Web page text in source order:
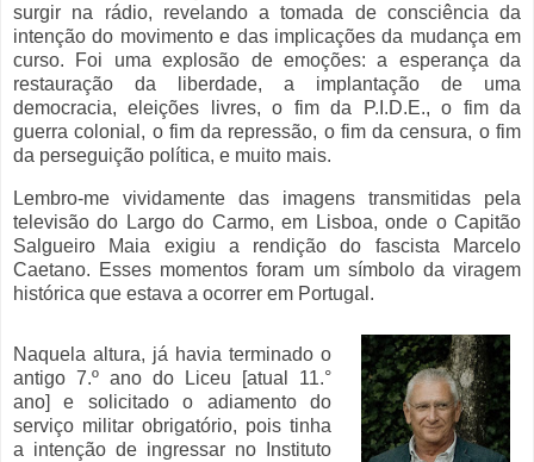
surgir na rádio, revelando a tomada de consciência da
intenção do movimento e das implicações da mudança em
curso. Foi uma explosão de emoções: a esperança da
restauração da liberdade, a implantação de uma
democracia, eleições livres, o fim da P.I.D.E., o fim da
guerra colonial, o fim da repressão, o fim da censura, o fim
da perseguição política, e muito mais.
Lembro-me vividamente das imagens transmitidas pela
televisão do Largo do Carmo, em Lisboa, onde o Capitão
Salgueiro Maia exigiu a rendição do fascista Marcelo
Caetano. Esses momentos foram um símbolo da viragem
histórica que estava a ocorrer em Portugal.
Naquela altura, já havia terminado o
antigo 7.º ano do Liceu [atual 11.°
ano] e solicitado o adiamento do
serviço militar obrigatório, pois tinha
a intenção de ingressar no Instituto